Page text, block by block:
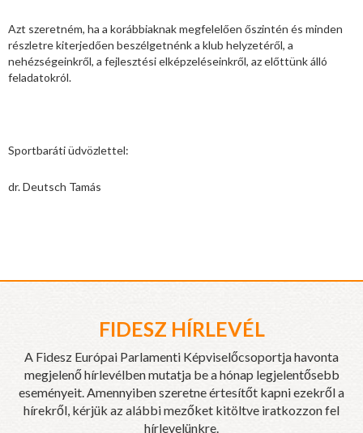
Azt szeretném, ha a korábbiaknak megfelelően őszintén és minden
részletre kiterjedően beszélgetnénk a klub helyzetéről, a
nehézségeinkről, a fejlesztési elképzeléseinkről, az előttünk álló
feladatokról.
Sportbaráti üdvözlettel:
dr. Deutsch Tamás
FIDESZ HÍRLEVÉL
A Fidesz Európai Parlamenti Képviselőcsoportja havonta
megjelenő hírlevélben mutatja be a hónap legjelentősebb
eseményeit. Amennyiben szeretne értesítőt kapni ezekről a
hírekről, kérjük az alábbi mezőket kitöltve iratkozzon fel
hírlevelünkre.